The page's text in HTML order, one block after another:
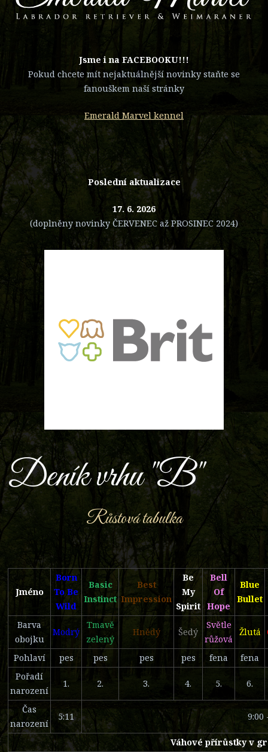
​Jsme i na FACEBOOKU!!!
Pokud chcete mít nejaktuálnější novinky staňte se
fanouškem naší stránky
Emerald Marvel kennel
Poslední aktualizace
17. 6. 2026
(doplněny novinky ČERVENEC až PROSINEC 2024)
Deník vrhu "B"
Růstová tabulka
Jméno
Born
To Be
Wild
Basic
Instinct
Best
Impression
Be
My
Spirit
Bell
Of
Hope
Blue
Bullet
Barva
obojku
Modrý
Tmavě
zelený
Hnědý Šedý
Světle
růžová
Žlutá
Pohlaví pes pes pes pes fena
fena
Pořadí
narození
1. 2. 3. 4. 5. 6.
Čas
narození
5:11 9:00
Váhové přírůstky v